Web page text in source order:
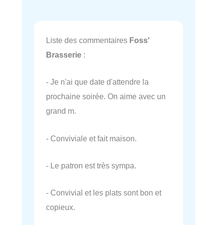
Liste des commentaires Foss'
Brasserie :
- Je n'ai que date d'attendre la
prochaine soirée. On aime avec un
grand m.
- Conviviale et fait maison.
- Le patron est très sympa.
- Convivial et les plats sont bon et
copieux.